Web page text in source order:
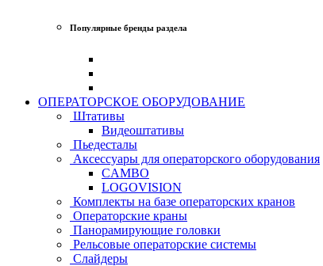
Популярные бренды раздела
ОПЕРАТОРСКОЕ ОБОРУДОВАНИЕ
Штативы
Видеоштативы
Пьедесталы
Аксессуары для операторского оборудования
CAMBO
LOGOVISION
Комплекты на базе операторских кранов
Операторские краны
Панорамирующие головки
Рельсовые операторские системы
Слайдеры